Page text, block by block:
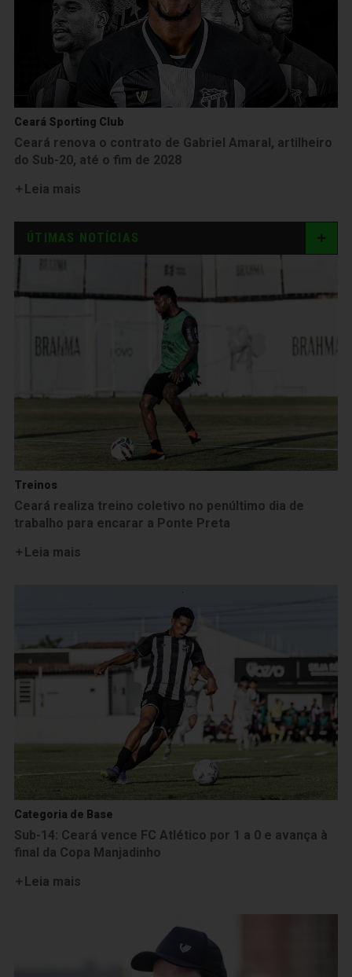
Ceará Sporting Club
Ceará renova o contrato de Gabriel Amaral, artilheiro
do Sub-20, até o fim de 2028
Leia mais
ÚTIMAS NOTÍCIAS
Treinos
Ceará realiza treino coletivo no penúltimo dia de
trabalho para encarar a Ponte Preta
Leia mais
Categoria de Base
Sub-14: Ceará vence FC Atlético por 1 a 0 e avança à
final da Copa Manjadinho
Leia mais